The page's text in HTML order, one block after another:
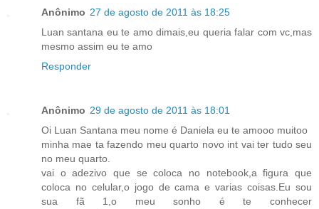
Anônimo 27 de agosto de 2011 às 18:25
Luan santana eu te amo dimais,eu queria falar com vc,mas
mesmo assim eu te amo
Responder
Anônimo 29 de agosto de 2011 às 18:01
Oi Luan Santana meu nome é Daniela eu te amooo muitoo
minha mae ta fazendo meu quarto novo int vai ter tudo seu
no meu quarto.
vai o adezivo que se coloca no notebook,a figura que
coloca no celular,o jogo de cama e varias coisas.Eu sou
sua fã 1,o meu sonho é te conhecer